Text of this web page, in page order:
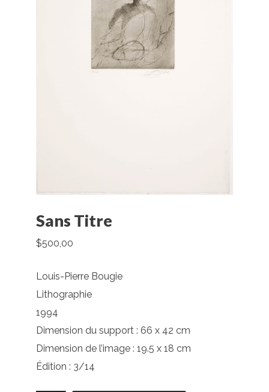
Sans Titre
$500,00
Louis-Pierre Bougie
Lithographie
1994
Dimension du support : 66 x 42 cm
Dimension de l’image : 19.5 x 18 cm
Édition : 3/14